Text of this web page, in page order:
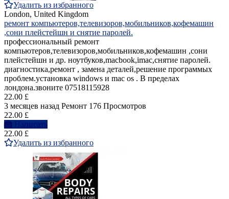
Удалить из избранного
London, United Kingdom
ремонт компьютеров,телевизоров,мобильников,кофемашин
,сони плейстейшн и снятие паролей.
профессиональный ремонт
компьютеров,телевизоров,мобильников,кофемашин ,сони
плейстейшн и др. ноутбуков,macbook,imac,снятие паролей.
диагностика,ремонт , замена деталей,решение программых
проблем.установка windows и mac os . В пределах
лондона.звоните 07518115928
22.00 £
3 месяцев назад Ремонт 176 Просмотров
22.00 £
Написать
22.00 £
Удалить из избранного